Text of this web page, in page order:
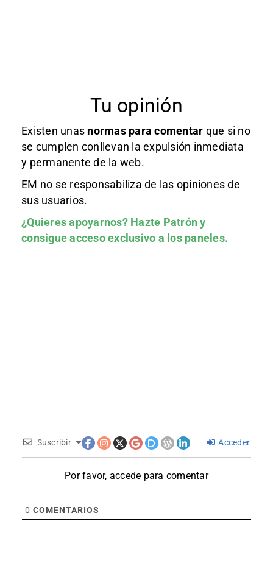
Tu opinión
Existen unas normas para comentar que si no
se cumplen conllevan la expulsión inmediata
y permanente de la web.
EM no se responsabiliza de las opiniones de
sus usuarios.
¿Quieres apoyarnos? Hazte Patróny
consigue acceso exclusivo a los paneles.
Suscribir Acceder
Por favor, accede para comentar
0 COMENTARIOS